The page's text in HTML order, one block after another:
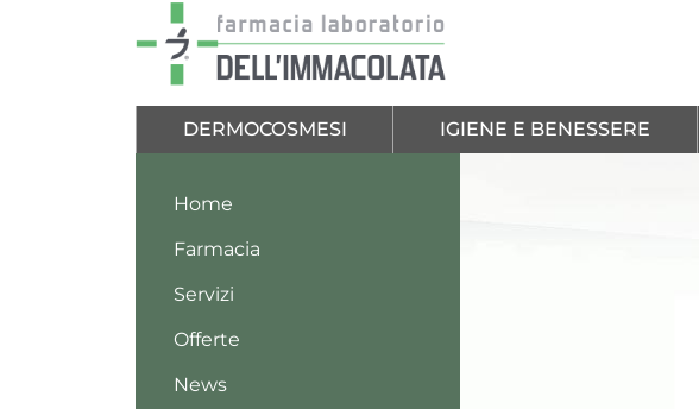
Salta al contenuto principale
DERMOCOSMESI IGIENE E BENESSERE
Home
Farmacia
Servizi
Offerte
News